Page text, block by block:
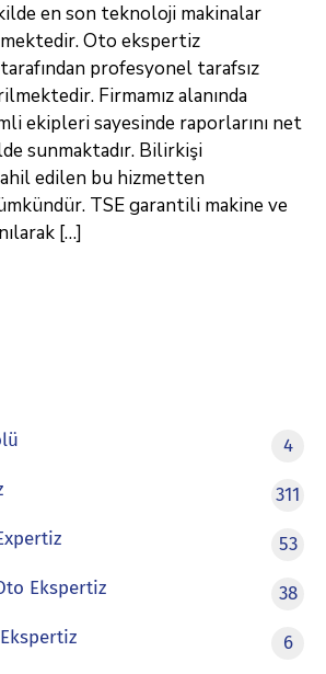
en son teknoloji makinalar
Oto ekspertiz
profesyonel tarafsız
Firmamız alanında
ekipleri sayesinde raporlarını net
sunmaktadır. Bilirkişi
edilen bu hizmetten
TSE garantili makine ve
[…]
4
311
53
Ekspertiz
38
6